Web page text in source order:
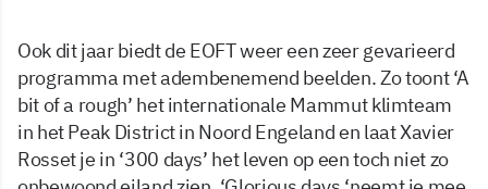
Ook dit jaar biedt de EOFT weer een zeer gevarieerd
programma met adembenemend beelden. Zo toont ‘A
bit of a rough’ het internationale Mammut klimteam
in het Peak District in Noord Engeland en laat Xavier
Rosset je in ‘300 days’ het leven op een toch niet zo